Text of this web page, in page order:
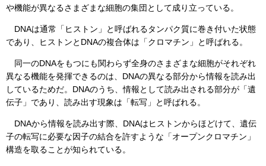
や機能が異なるさまざまな細胞の集団として成り立っている。
DNAは通常「ヒストン」と呼ばれるタンパク質に巻き付いた状態
であり、ヒストンとDNAの複合体は「クロマチン」と呼ばれる。
同一のDNAをもつにも関わらず全身のさまざまな細胞がそれぞれ
異なる機能を発揮できるのは、DNAの異なる部分から情報を読み出
しているためだ。DNAのうち、情報として読み出される部分が「遺
伝子」であり、読み出す現象は「転写」と呼ばれる。
DNAから情報を読み出す際、DNAはヒストンからほどけて、遺伝
子の転写に必要な因子の結合を許すような「オープンクロマチン」
構造を取ることが知られている。